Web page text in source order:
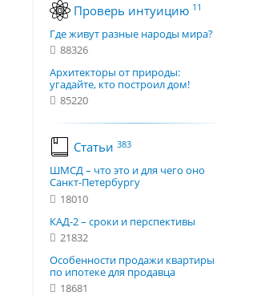
Проверь интуицию 11
Где живут разные народы мира?
88326
Архитекторы от природы:
угадайте, кто построил дом!
85220
Статьи 383
ШМСД – что это и для чего оно
Санкт-Петербургу
18010
КАД-2 – сроки и перспективы
21832
Особенности продажи квартиры
по ипотеке для продавца
18681